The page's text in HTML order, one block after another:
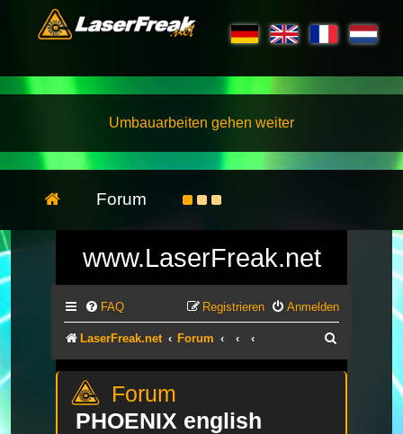
Umbauarbeiten gehen weiter
Forum
www.LaserFreak.net
FAQ Anmelden
Registrieren
LaserFreak.net Forum
PHOENIX english